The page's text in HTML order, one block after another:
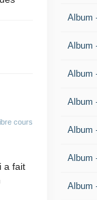
cours
a fait
Album
Album
Album
Album
Album
Album
Album